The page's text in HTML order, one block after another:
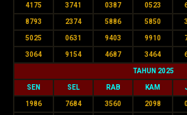
4175 3741 0387 0523
8793 2374 5886 5850
5025 0631 9403 9910
3064 9154 4687 3464
TAHUN 2025
SEN SEL RAB KAM
1986 7684 3560 2098